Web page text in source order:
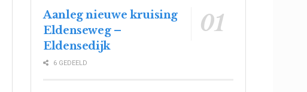
Aanleg nieuwe kruising
Eldenseweg –
Eldensedijk
6 GEDEELD